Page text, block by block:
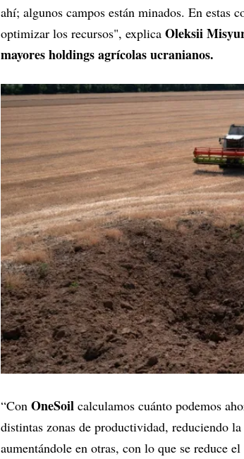
ahí; algunos campos están minados. En estas
optimizar los recursos", explica Oleksii
mayores holdings agrícolas ucranianos.
“Con OneSoil calculamos cuánto podemos
distintas zonas de productividad, reduciendo
aumentándole en otras, con lo que se reduce